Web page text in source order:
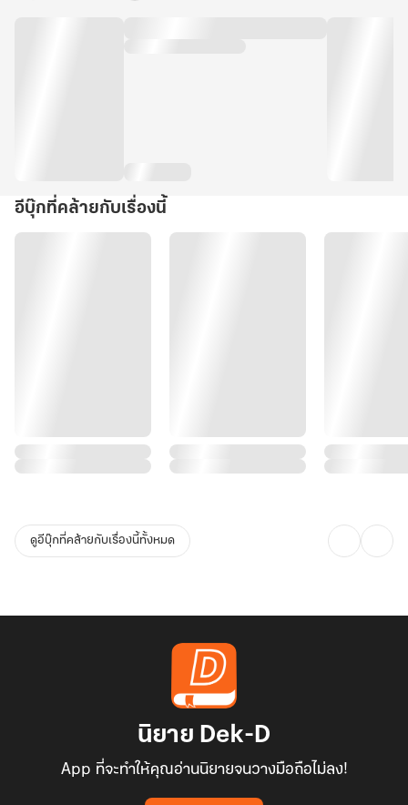
อีบุ๊กที่คล้ายกับเรื่องนี้
ดูอีบุ๊กที่คล้ายกับเรื่องนี้ทั้งหมด
นิยาย Dek-D
App ที่จะทำให้คุณอ่านนิยายจนวางมือถือไม่ลง!